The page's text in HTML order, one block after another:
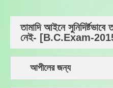
তামাদি আইনে সুনিদির্ষ্টভাবে
নেই- [B.C.Exam-
আপীলের জন্য